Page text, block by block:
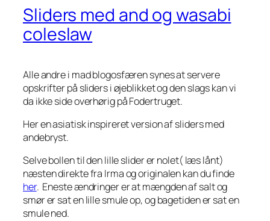
Sliders med and og wasabi
coleslaw
Alle andre i mad blogosfæren synes at servere
opskrifter på sliders i øjeblikket og den slags kan vi
da ikke side overhørig på Fodertruget.
Her en asiatisk inspireret version af sliders med
andebryst.
Selve bollen til den lille slider er nolet( læs lånt)
næsten direkte fra Irma og originalen kan du finde
her. Eneste ændringer er at mængden af salt og
smør er sat en lille smule op, og bagetiden er sat en
smule ned.